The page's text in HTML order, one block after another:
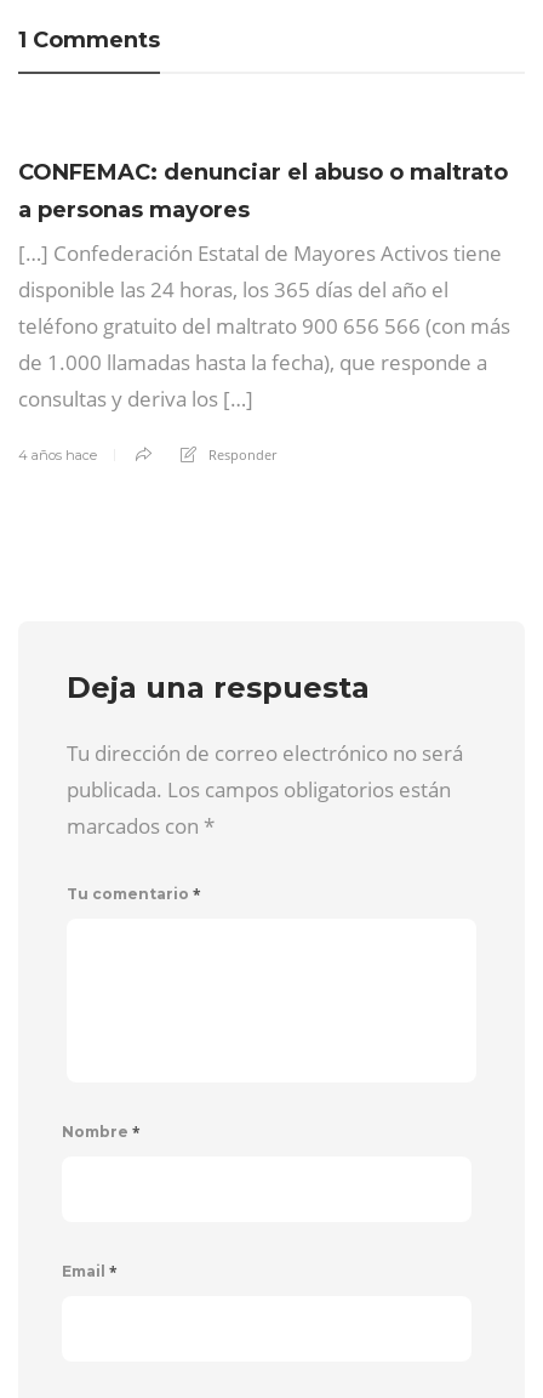
1 Comments
CONFEMAC: denunciar el abuso o maltrato
a personas mayores
[…] Confederación Estatal de Mayores Activos tiene
disponible las 24 horas, los 365 días del año el
teléfono gratuito del maltrato 900 656 566 (con más
de 1.000 llamadas hasta la fecha), que responde a
consultas y deriva los […]
4 años hace Responder
Deja una respuesta
Tu dirección de correo electrónico no será
publicada. Los campos obligatorios están
marcados con *
Tu comentario *
Nombre *
Email *